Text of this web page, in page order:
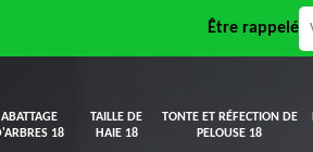
Être rappelé
ABATTAGE
18
TAILLE DE
HAIE 18
TONTE ET RÉFECTION DE
PELOUSE 18